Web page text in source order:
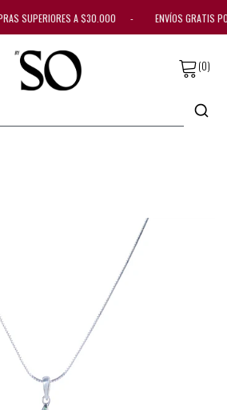
SUPERIORES A $30.000 - ENVÍOS
(0)